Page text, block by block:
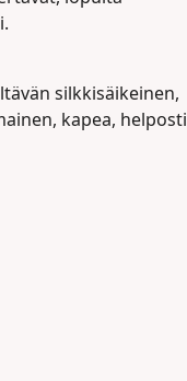
silkkisäikeinen,
kapea, helposti